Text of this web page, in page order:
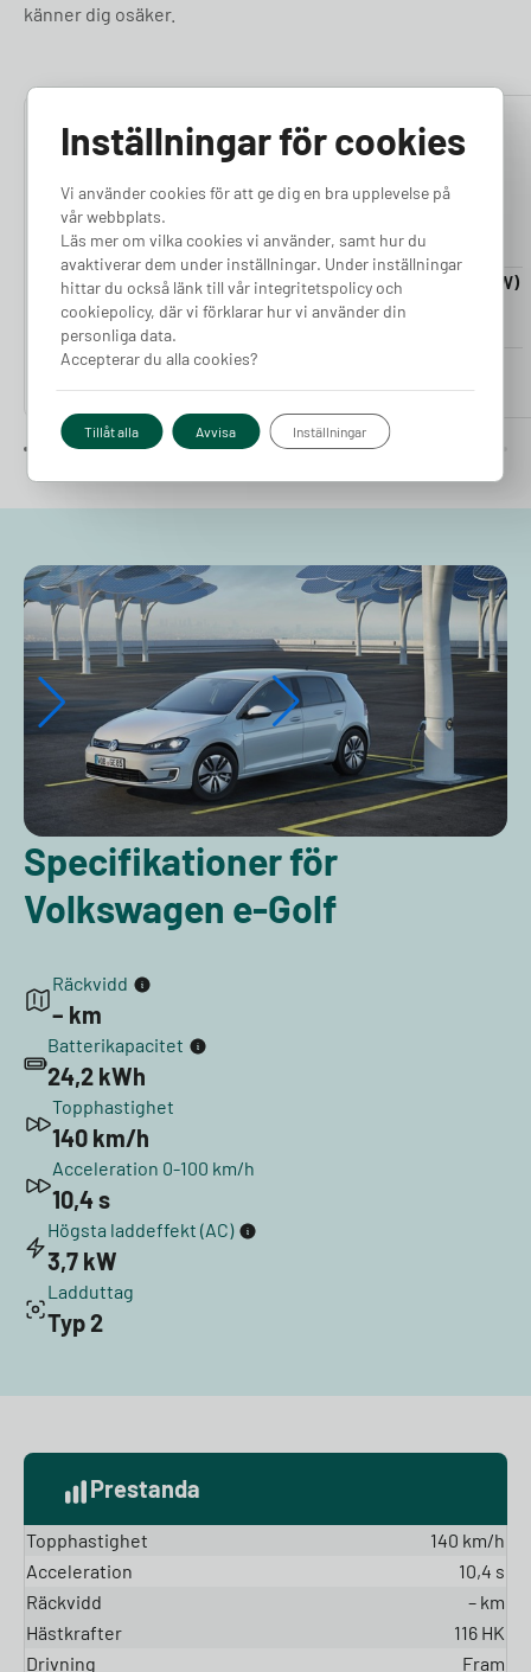
känner dig osäker.
4.76
Laddkabel 5-20m (11kW)
Finns i lager
Pris från
2 380kr
Laddkabel 5-20m (22kW)
Finns i lager
2 980kr
Specifikationer för
Volkswagen e-Golf
Räckvidd
– km
Batterikapacitet
24,2 kWh
Topphastighet
140 km/h
Acceleration 0-100 km/h
10,4 s
Högsta laddeffekt (AC)
3,7 kW
Ladduttag
Typ 2
Prestanda
Topphastighet
140 km/h
Acceleration
10,4 s
Räckvidd
– km
Hästkrafter
116 HK
Drivning
Fram
Inställningar för cookies
Vi använder cookies för att ge dig en bra upplevelse på
vår webbplats.
Läs mer om vilka cookies vi använder, samt hur du
avaktiverar dem under inställningar. Under inställningar
hittar du också länk till vår integritetspolicy och
cookiepolicy, där vi förklarar hur vi använder din
personliga data.
Accepterar du alla cookies?
Tillåt alla Avvisa Inställningar